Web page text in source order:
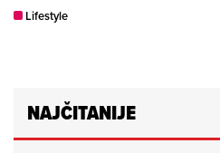
Lifestyle
NAJČITANIJE